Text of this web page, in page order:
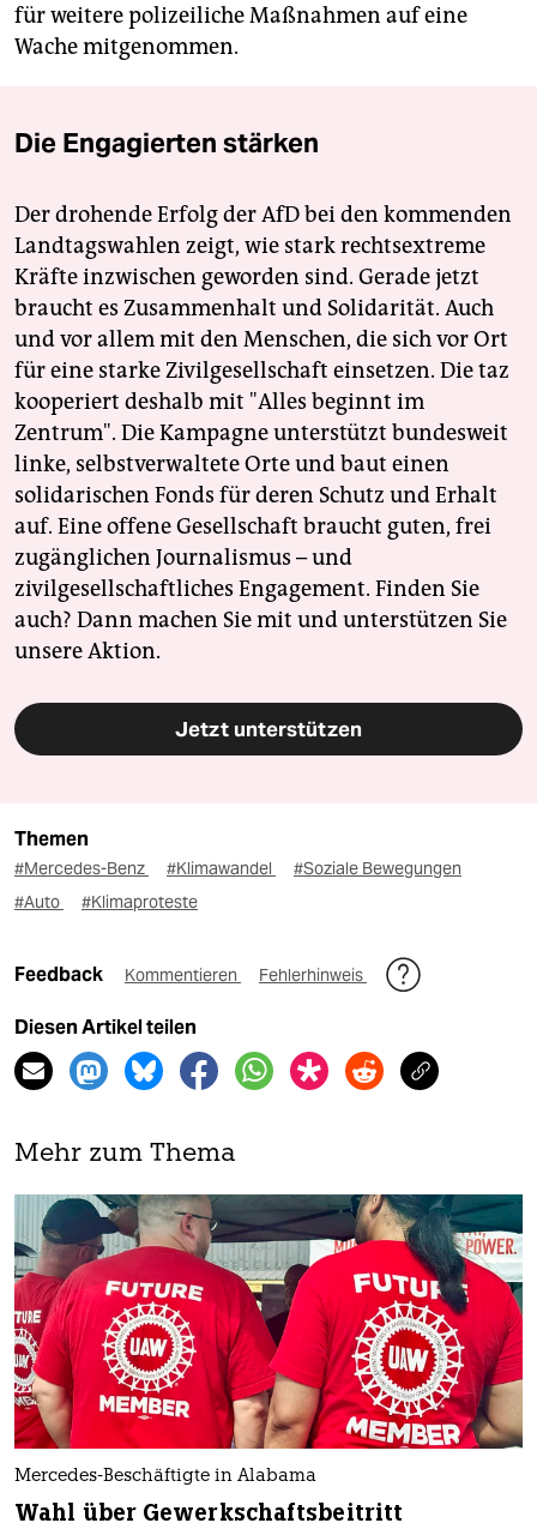
für weitere polizeiliche Maßnahmen auf eine
Wache mitgenommen.
Die Engagierten stärken
Der drohende Erfolg der AfD bei den kommenden
Landtagswahlen zeigt, wie stark rechtsextreme
Kräfte inzwischen geworden sind. Gerade jetzt
braucht es Zusammenhalt und Solidarität. Auch
und vor allem mit den Menschen, die sich vor Ort
für eine starke Zivilgesellschaft einsetzen. Die taz
kooperiert deshalb mit "Alles beginnt im
Zentrum". Die Kampagne unterstützt bundesweit
linke, selbstverwaltete Orte und baut einen
solidarischen Fonds für deren Schutz und Erhalt
auf. Eine offene Gesellschaft braucht guten, frei
zugänglichen Journalismus – und
zivilgesellschaftliches Engagement. Finden Sie
auch? Dann machen Sie mit und unterstützen Sie
unsere Aktion.
Jetzt unterstützen
Themen
#Mercedes-Benz #Klimawandel
#Soziale Bewegungen
#Auto
#Klimaproteste
Feedback Kommentieren Fehlerhinweis
Diesen Artikel teilen
Mehr zum Thema
Mercedes-Beschäftigte in Alabama
Wahl über Gewerkschaftsbeitritt